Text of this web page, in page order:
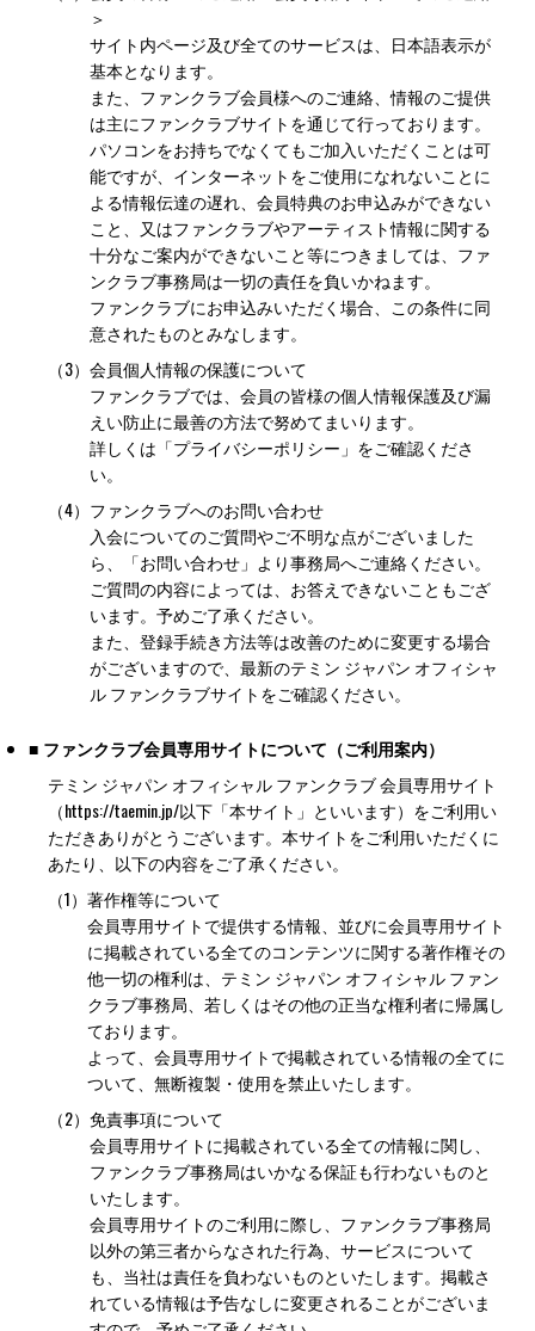
＞
サイト内ページ及び全てのサービスは、日本語表示が
基本となります。
また、ファンクラブ会員様へのご連絡、情報のご提供
は主にファンクラブサイトを通じて行っております。
パソコンをお持ちでなくてもご加入いただくことは可
能ですが、インターネットをご使用になれないことに
よる情報伝達の遅れ、会員特典のお申込みができない
こと、又はファンクラブやアーティスト情報に関する
十分なご案内ができないこと等につきましては、ファ
ンクラブ事務局は一切の責任を負いかねます。
ファンクラブにお申込みいただく場合、この条件に同
意されたものとみなします。
（3） 会員個人情報の保護について
ファンクラブでは、会員の皆様の個人情報保護及び漏
えい防止に最善の方法で努めてまいります。
詳しくは「プライバシーポリシー」をご確認くださ
い。
（4） ファンクラブへのお問い合わせ
入会についてのご質問やご不明な点がございました
ら、「お問い合わせ」より事務局へご連絡ください。
ご質問の内容によっては、お答えできないこともござ
います。予めご了承ください。
また、登録手続き方法等は改善のために変更する場合
がございますので、最新のテミン ジャパン オフィシャ
ル ファンクラブサイトをご確認ください。
■ ファンクラブ会員専用サイトについて（ご利用案内）
テミン ジャパン オフィシャル ファンクラブ 会員専用サイト
（https://taemin.jp/以下「本サイト」といいます）をご利用い
ただきありがとうございます。本サイトをご利用いただくに
あたり、以下の内容をご了承ください。
（1） 著作権等について
会員専用サイトで提供する情報、並びに会員専用サイト
に掲載されている全てのコンテンツに関する著作権その
他一切の権利は、テミン ジャパン オフィシャル ファン
クラブ事務局、若しくはその他の正当な権利者に帰属し
ております。
よって、会員専用サイトで掲載されている情報の全てに
ついて、無断複製・使用を禁止いたします。
（2） 免責事項について
会員専用サイトに掲載されている全ての情報に関し、
ファンクラブ事務局はいかなる保証も行わないものと
いたします。
会員専用サイトのご利用に際し、ファンクラブ事務局
以外の第三者からなされた行為、サービスについて
も、当社は責任を負わないものといたします。掲載さ
れている情報は予告なしに変更されることがございま